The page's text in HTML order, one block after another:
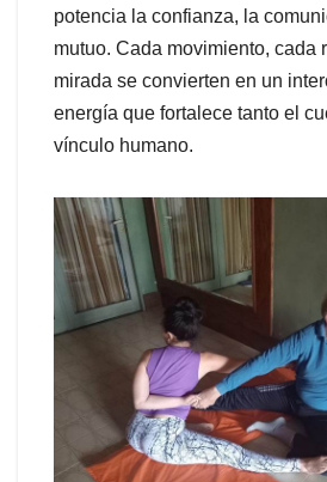
potencia la confianza, la
mutuo. Cada movimiento, cada
mirada se convierten en un
energía que fortalece tanto el
vínculo humano.